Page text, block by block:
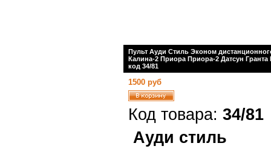
Пульт Ауди Стиль Эконом
Калина-2 Приора Приора-2 Датсун
код 34/81
1500 руб
Код товара: 34/81
Ауди стиль